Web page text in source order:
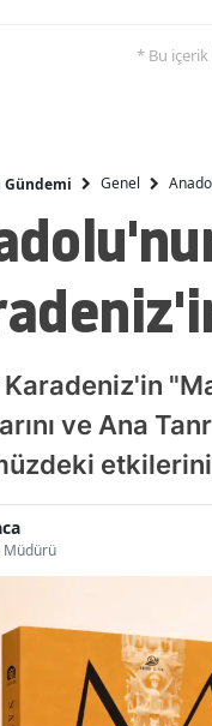
* Bu içerik
Gündemi Genel
ve Ana
Müdürü